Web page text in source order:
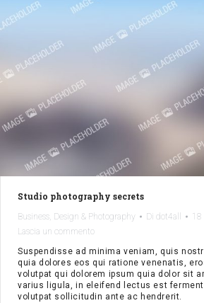
Studio photography secrets
Business, Design & Photography Di dot4all
18
Lascia un commento
Suspendisse ad minima veniam, quis
quia dolores eos qui ratione venenatis,
volutpat qui dolorem ipsum quia dolor sit
varius ligula, in eleifend lectus est
volutpat sollicitudin ante ac hendrerit.